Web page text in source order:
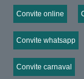
Convite online
Convite whatsapp
Convite carnaval